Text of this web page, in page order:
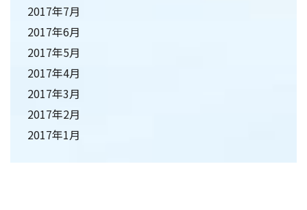
2017年7月
2017年6月
2017年5月
2017年4月
2017年3月
2017年2月
2017年1月